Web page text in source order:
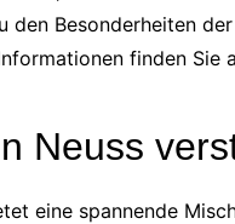
den Besonderheiten
finden Sie
Neuss
eine spannende